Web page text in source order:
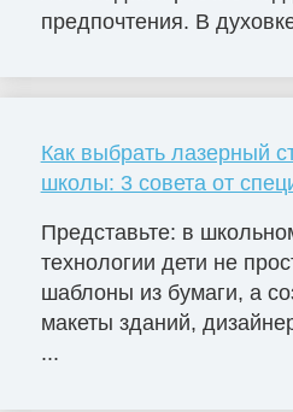
предпочтения. В
Как выбрать лазерный
школы: 3 совета от
Представьте: в
технологии дети не
шаблоны из бумаги, а
макеты зданий,
...